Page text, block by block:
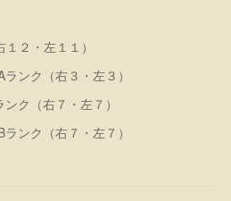
２・左１１）
（右３・左３）
（右７・左７）
ク（右７・左７）